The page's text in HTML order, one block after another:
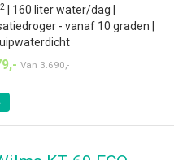
2
| 160 liter water/dag |
- vanaf 10 graden |
Van 3.690,-